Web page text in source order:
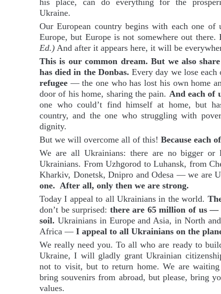
his place, can do everything for the
Ukraine.
Our European country begins with each one of
Europe, but Europe is not somewhere out
Ed.) And after it appears here, it will be
This is our common dream. But we also
has died in the Donbas. Every day we lose
refugee — the one who has lost his own home
door of his home, sharing the pain. And each of
one who could’t find himself at home, but
country, and the one who struggling with
dignity.
But we will overcome all of this! Because each
We are all Ukrainians: there are no bigger or
Ukrainians. From Uzhgorod to Luhansk, from
Kharkiv, Donetsk, Dnipro and Odesa — we are
one. After all, only then we are strong.
Today I appeal to all Ukrainians in the world.
don’t be surprised: there are 65 million of us —
soil. Ukrainians in Europe and Asia, in North
Africa — I appeal to all Ukrainians on the
We really need you. To all who are ready to
Ukraine, I will gladly grant Ukrainian
not to visit, but to return home. We are
bring souvenirs from abroad, but please, bring
values.